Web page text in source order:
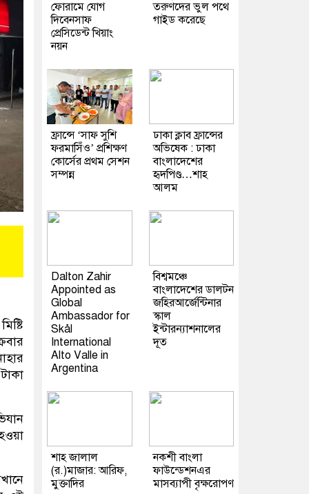
ফোরামে যোগ
দিবেনসাফ
প্রেসিডেন্ট খিয়াং
নয়ন
তরুণদের ভুল পথে
গাইড করেছে
ফ্রান্সে ‘সাফ সুশি
ফরমাসিঁও’ প্রশিক্ষণ
কোর্সের প্রথম সেশন
সম্পন্ন
ঢাকা ক্লাব ফ্রান্সের
অভিষেক : ঢাকা
বাংলাদেশের
হৃদপিণ্ড…শাহ
আলম
Dalton Zahir
Appointed as
Global
Ambassador for
Skål
International
Alto Valle in
Argentina
বিশ্বমঞ্চে
বাংলাদেশের ডালটন
জহিরআর্জেন্টিনার
স্কাল
ইন্টারন্যাশনালের
দূত
শাহ জালাল
(র.)মাজার: আরিফ,
মুক্তাদির
নকশী বাংলা
ফাউন্ডেশনএর
মাসব্যাপী বৃক্ষরোপণ